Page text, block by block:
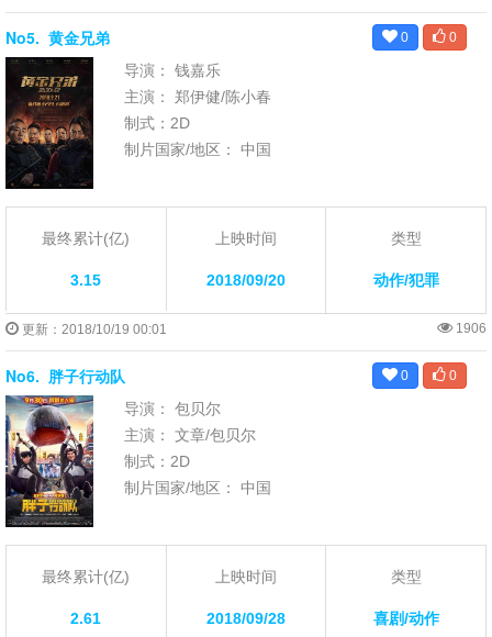
No5. 黄金兄弟 0 0
导演： 钱嘉乐
主演： 郑伊健/陈小春
制式：2D
制片国家/地区： 中国
最终累计(亿)
3.15
上映时间
2018/09/20
类型
动作/犯罪
更新：2018/10/19 00:01 1906
No6. 胖子行动队 0 0
导演： 包贝尔
主演： 文章/包贝尔
制式：2D
制片国家/地区： 中国
最终累计(亿)
2.61
上映时间
2018/09/28
类型
喜剧/动作